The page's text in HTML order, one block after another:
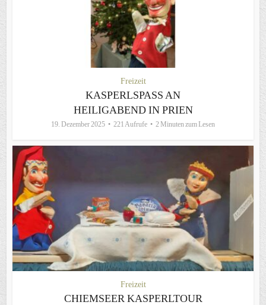
Freizeit
KASPERLSPASS AN H
EILIGABEND IN PRIEN
19. Dezember 2025 221 Aufrufe 2 Minuten zum Lesen
Freizeit
CHIEMSEER KASPERLTOUR